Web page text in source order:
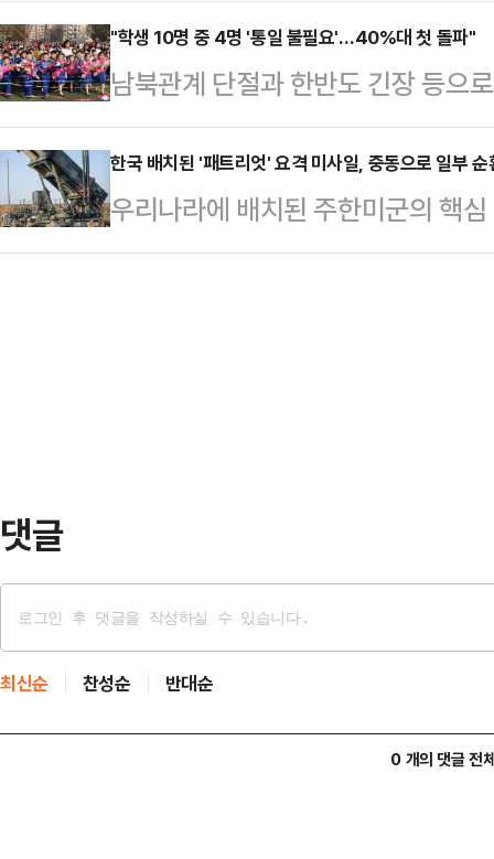
망 여부, 여당의 '기각 주장'에 대한
지 않았다.이 대표는 탄핵 선고 결
세부적인 입장을…
도 40%에 육박한다는 여론조사 결
35%, 더불어민주당은 41%로 조
화면접 방식으로 윤 대통령 탄핵에
대한 것으로 나타났다. 6%는 의견
답자의 52%는 정권 교체를 원했
다. 11%는 응답…
"학생 10명 중 4명 '통일 불필요'…40%대 첫 돌파"
남북관계 단절과 한반도 긴장 등으
고 생각하고, 통일이 필요하다는 학
는 교육부와 지난해 10월 21일부터
학생 7만4288명, 교사 4427명,
학교 통일교육 실태조사'를 시행한
한국 배치된 '패트리엇' 요격 미사일, 중동으로 일부 순
우리나라에 배치된 주한미군의 핵
순환 배치된다.4일 군에 따르면 우
댓글
최신순 찬성순 반대순
0 개의 댓글 전